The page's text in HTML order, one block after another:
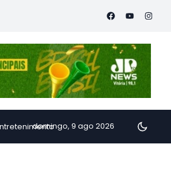
Chaves transforma inhame em
domingo, 9 ago 2026